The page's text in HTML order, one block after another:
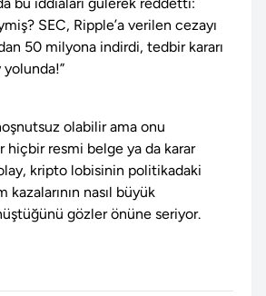
SEC, Ripple’a verilen cezayı
50 milyona indirdi, tedbir kararı
yolunda!”
olabilir ama onu
hiçbir resmi belge ya da karar
kripto lobisinin politikadaki
nasıl büyük
gözler önüne seriyor.